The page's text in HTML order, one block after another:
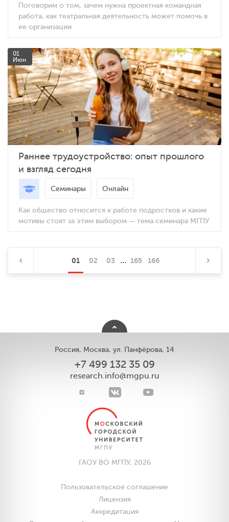
Поговорим о том, зачем нужна проектная командная
работа, как театральная деятельность может помочь в
ее организации
01
Июн
Раннее трудоустройство: опыт прошлого
и взгляд сегодня
Семинары Онлайн
Как общество относится к работе подростков и какие
мотивы стоят за этим выбором — тема семинара МГПУ
01 02 03 ... 165 166
Россия, Москва, ул. Панфёрова, 14
+7 499 132 35 09
research.info@mgpu.ru
ГАОУ ВО МГПУ, 2026
Пользовательское соглашение
Лицензия
Аккредитация